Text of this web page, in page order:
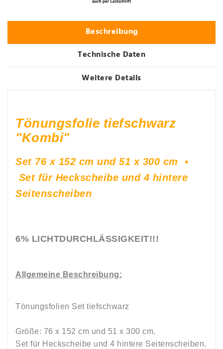
Beschreibung
Technische Daten
Weitere Details
Tönungsfolie tiefschwarz
"Kombi"
Set 76 x 152 cm und 51 x 300 cm •
Set für Heckscheibe und 4 hintere
Seitenscheiben
6% LICHTDURCHLÄSSIGKEIT!!!
Allgemeine Beschreibung:
Tönungsfolien Set tiefschwarz
Größe: 76 x 152 cm und 51 x 300 cm.
Set für Heckscheibe und 4 hintere Seitenscheiben.